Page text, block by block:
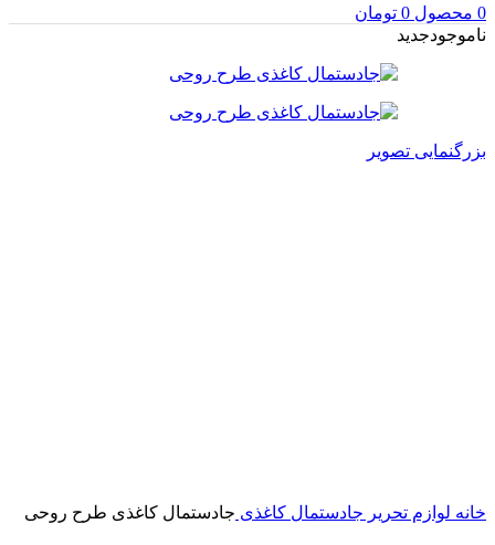
0 محصول 0 تومان
ناموجودجدید
بزرگنمایی تصویر
خانه لوازم تحریر جادستمال کاغذی جادستمال کاغذی طرح روحی